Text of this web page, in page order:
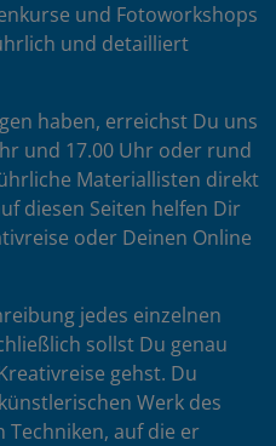
und Fotoworkshops
und detailliert
haben, erreichst Du uns
und 17.00 Uhr oder rund
Materiallisten direkt
diesen Seiten helfen Dir
oder Deinen Online
jedes einzelnen
sollst Du genau
gehst. Du
Werk des
Techniken, auf die er